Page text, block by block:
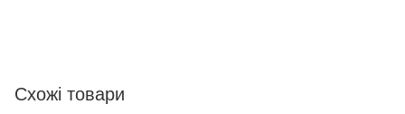
Схожі товари